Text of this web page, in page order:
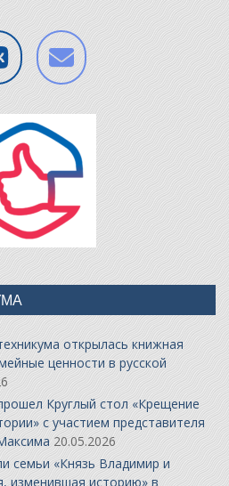
открылась книжная
ценности в русской
Круглый стол «Крещение
с участием представителя
20.05.2026
семьи «Князь Владимир и
изменившая историю» в